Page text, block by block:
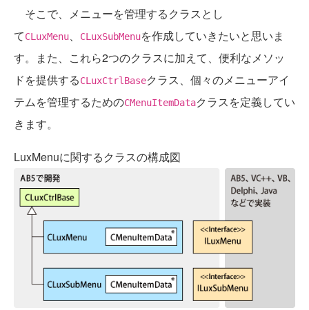
そこで、メニューを管理するクラスとし
てCLuxMenu、 CLuxSubMenuを作成していきたいと思いま
す。また、これら2つのクラスに加えて、便利なメソッ
ドを提供するCLuxCtrlBaseクラス、個々のメニューアイ
テムを管理するためのCMenuItemDataクラスを定義してい
きます。
LuxMenuに関するクラスの構成図